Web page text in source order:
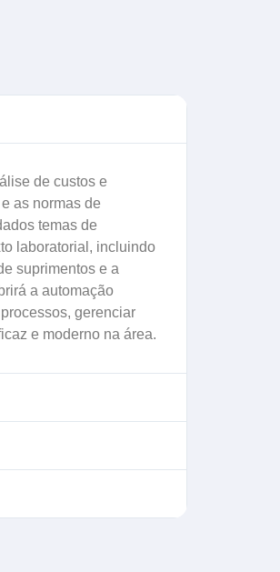
de custos e
as normas de
temas de
laboratorial, incluindo
suprimentos e a
a automação
gerenciar
e moderno na área.